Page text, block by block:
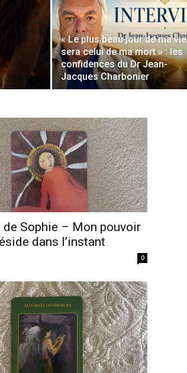
« Le plus beau jour de ma vie
sera celui de ma mort » : les
confidences du Dr Jean-
Jacques Charbonier
de Sophie – Mon pouvoir
dans l’instant
0